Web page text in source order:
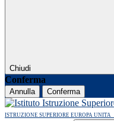
Chiudi
Conferma
Annulla Conferma
ISTRUZIONE SUPERIORE EUROPA UNITA